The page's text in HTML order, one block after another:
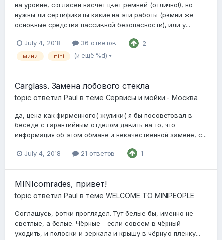
на уровне, согласен насчёт цвет ремней (отлично!), но
нужны ли сертификаты какие на эти работы (ремни же
основные средства пассивной безопасности), или у...
July 4, 2018 36 ответов 2
мини mini (и ещё %d)
Carglass. Замена лобового стекла
topic ответил Paul в теме Сервисы и мойки - Москва
да, цена как фирменного( жулики( я бы посоветовал в
беседе с гарантийным отделом давить на то, что
информация об этом обмане и некачественной замене, с...
July 4, 2018 21 ответов 1
MINIcomrades, привет!
topic ответил Paul в теме WELCOME TO MINIPEOPLE
Соглашусь, фотки проглядел. Тут белые бы, именно не
светлые, а белые. Чёрные - если совсем в чёрный
уходить, и полоски и зеркала и крышу в чёрную пленку...